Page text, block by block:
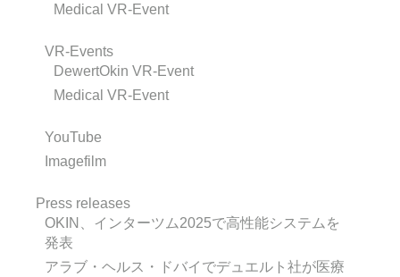
Medical VR-Event
VR-Events
DewertOkin VR-Event
Medical VR-Event
YouTube
Imagefilm
Press releases
OKIN、インターツム2025で高性能システムを
発表
アラブ・ヘルス・ドバイでデュエルト社が医療